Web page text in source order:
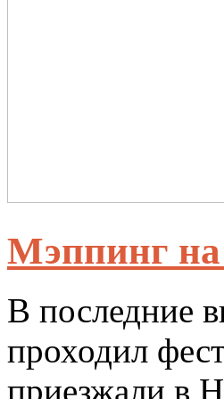
Мэппинг на
В последние
проходил
приезжали в